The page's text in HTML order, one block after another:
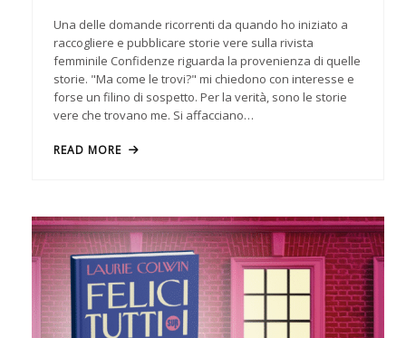
Una delle domande ricorrenti da quando ho iniziato a
raccogliere e pubblicare storie vere sulla rivista
femminile Confidenze riguarda la provenienza di quelle
storie. "Ma come le trovi?" mi chiedono con interesse e
forse un filino di sospetto. Per la verità, sono le storie
vere che trovano me. Si affacciano…
READ MORE